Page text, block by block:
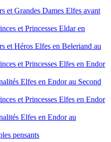
et Grandes Dames Elfes avant
et Princesses Eldar en
et Héros Elfes en Beleriand au
et Princesses Elfes en Endor
Elfes en Endor au Second
et Princesses Elfes en Endor
Elfes en Endor au
pensants